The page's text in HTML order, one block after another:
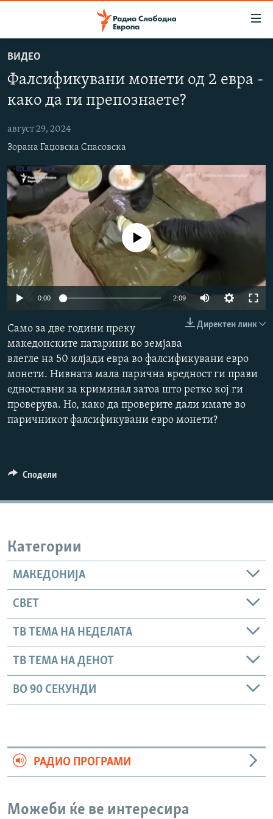
на
содржината
Оди
главната
Премини
на
пребарување
МАКЕДОНИЈА
СВЕТ
ВИЗУЕЛНО
ВЕСТИ
ШТО ТРЕБА ДА ЗНАЕТЕ
ПРИЈАВИ СЕ ЗА ЊУЗЛЕТЕР
ПОДКАСТ ЗОШТО?
СЛЕДЕТЕ НЕ
РСЕ веб страници
ВИДЕО
Фалсификувани монети од 2 евра -
како да ги препознаете?
август 29, 2024
Зорана Гаџовска Спасовска
240p
No media source currently available
0:00 2:09 Auto
480p
1080p
Директен линк
Само за две години преку
македонските патарини во земјава
влегле на 50 илјади евра во фалсификувани евро
монети. Нивната мала парична вредност ги прави
едноставни за криминал затоа што ретко кој ги
проверува. Но, како да проверите дали имате во
паричникот фалсификувани евро монети?
Сподели
Категории
МАКЕДОНИЈА
СВЕТ
ТВ ТЕМА НА НЕДЕЛАТА
ТВ ТЕМА НА ДЕНОТ
ВО 90 СЕКУНДИ
РАДИО ПРОГРАМИ
Можеби ќе ве интересира